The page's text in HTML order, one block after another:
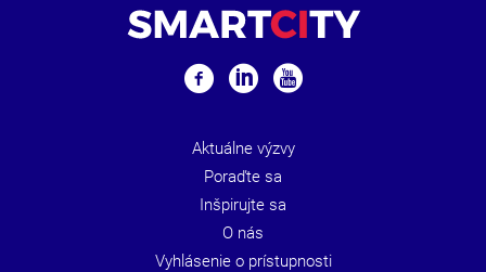
Aktuálne výzvy
Poraďte sa
Inšpirujte sa
O nás
Vyhlásenie o prístupnosti